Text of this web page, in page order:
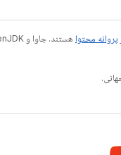
پروانه محتوا